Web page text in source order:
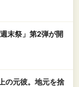
末祭」第2弾が開
の元彼。地元を捨